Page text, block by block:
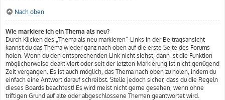
Nach oben
Wie markiere ich ein Thema als neu?
Durch Klicken des „Thema als neu markieren“-Links in der Beitragsansicht
kannst du das Thema wieder ganz nach oben auf die erste Seite des Forums
holen. Wenn du den entsprechenden Link nicht siehst, dann ist die Funktion
möglicherweise deaktiviert oder seit der letzten Markierung ist nicht genügend
Zeit vergangen. Es ist auch möglich, das Thema nach oben zu holen, indem du
einfach eine Antwort darauf schreibst. Stelle jedoch sicher, dass du die Regeln
dieses Boards beachtest! Es wird meist nicht gerne gesehen, wenn ohne
triftigen Grund auf alte oder abgeschlossene Themen geantwortet wird.